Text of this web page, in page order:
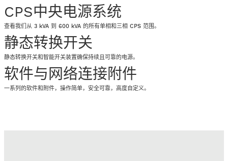
CPS中央电源系统
查看我们从 3 kVA 到 600 kVA 的所有单相和三相 CPS 范围。
静态转换开关
静态转换开关和智能开关装置确保持续且可靠的电源。
软件与网络连接附件
一系列的软件和附件，操作简单，安全可靠，高度自定义。